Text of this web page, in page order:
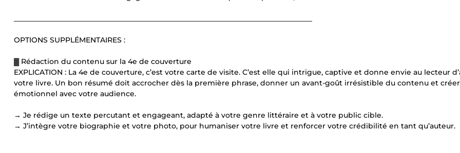
OPTIONS SUPPLÉMENTAIRES :
▓ Rédaction du contenu sur la 4e de couverture
EXPLICATION : La 4e de couverture, c’est votre carte de visite. C’est elle qui intrigue, captive et donne envie au lecteur
votre livre. Un bon résumé doit accrocher dès la première phrase, donner un avant-goût irrésistible du contenu et
émotionnel avec votre audience.
→ Je rédige un texte percutant et engageant, adapté à votre genre littéraire et à votre public cible.
→ J’intègre votre biographie et votre photo, pour humaniser votre livre et renforcer votre crédibilité en tant qu’auteur.